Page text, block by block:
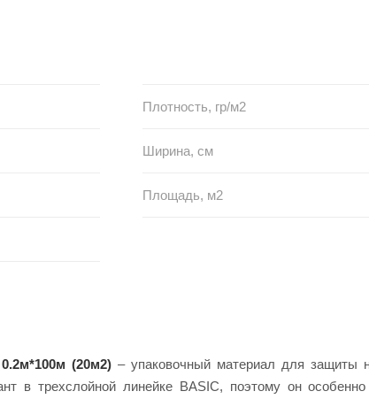
Плотность, гр/м2
Ширина, см
Площадь, м2
(20м2) – упаковочный материал для защиты
в трехслойной линейке BASIC, поэтому он